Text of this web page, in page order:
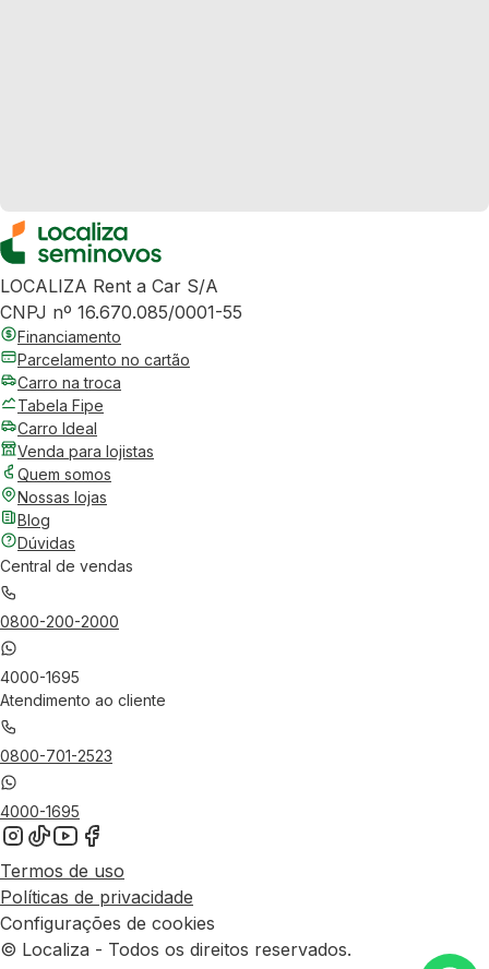
LOCALIZA Rent a Car S/A
CNPJ nº 16.670.085/0001-55
Financiamento
Parcelamento no cartão
Carro na troca
Tabela Fipe
Carro Ideal
Venda para lojistas
Quem somos
Nossas lojas
Blog
Dúvidas
Central de vendas
0800-200-2000
4000-1695
Atendimento ao cliente
0800-701-2523
4000-1695
Termos de uso
Políticas de privacidade
Configurações de cookies
© Localiza - Todos os direitos reservados.